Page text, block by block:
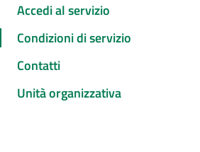
Accedi al servizio
Condizioni di servizio
Contatti
Unità organizzativa